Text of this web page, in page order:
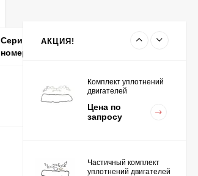
Серийные
номера
Примечание
АКЦИЯ!
Комплект уплотнений
двигателей
Цена по
запросу
Частичный комплект
уплотнений двигателей